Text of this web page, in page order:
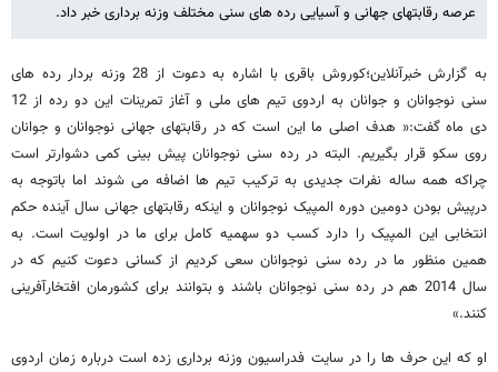
عرصه رقابتهای جهانی و آسیایی رده های سنی مختلف وزنه برداری خبر داد.
به گزارش خبرآنلاین؛کوروش باقری با اشاره به دعوت از 28 وزنه بردار رده های
سنی نوجوانان و جوانان به اردوی تیم های ملی و آغاز تمرینات این دو رده از 12
دی ماه گفت:« هدف اصلی ما این است که در رقابتهای جهانی نوجوانان و جوانان
روی سکو قرار بگیریم. البته در رده سنی نوجوانان پیش بینی کمی دشوارتر است
چراکه همه ساله نفرات جدیدی به ترکیب تیم ها اضافه می شوند اما باتوجه به
درپیش بودن دومین دوره المپیک نوجوانان و اینکه رقابتهای جهانی سال آینده حکم
انتخابی این المپیک را دارد کسب دو سهمیه کامل برای ما در اولویت است. به
همین منظور ما در رده سنی نوجوانان سعی کردیم از کسانی دعوت کنیم که در
سال 2014 هم در رده سنی نوجوانان باشند و بتوانند برای کشورمان افتخارآفرینی
کنند.»
او که این حرف ها را در سایت فدراسیون وزنه برداری زده است درباره زمان اردوی